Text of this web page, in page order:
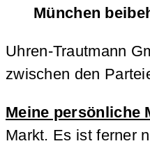
München
Uhren-Trautmann
zwischen den
Meine persönliche
Markt. Es ist ferner